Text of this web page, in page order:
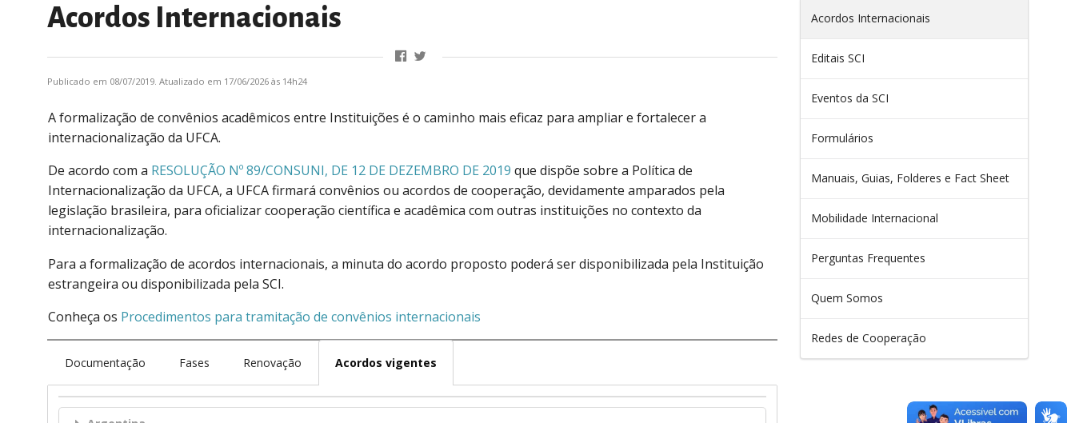
Acordos Internacionais
Publicado em 08/07/2019. Atualizado em 17/06/2026 às 14h24
A formalização de convênios acadêmicos entre Instituições é o caminho mais eficaz para ampliar e fortalecer a
internacionalização da UFCA.
De acordo com a RESOLUÇÃO Nº 89/CONSUNI, DE 12 DE DEZEMBRO DE 2019 que dispõe sobre a Política de
Internacionalização da UFCA, a UFCA firmará convênios ou acordos de cooperação, devidamente amparados pela
legislação brasileira, para oficializar cooperação científica e acadêmica com outras instituições no contexto da
internacionalização.
Para a formalização de acordos internacionais, a minuta do acordo proposto poderá ser disponibilizada pela Instituição
estrangeira ou disponibilizada pela SCI.
Conheça os Procedimentos para tramitação de convênios internacionais
Documentação Fases Renovação Acordos vigentes
Acordos Internacionais
Editais SCI
Eventos da SCI
Formulários
Manuais, Guias, Folderes e Fact Sheet
Mobilidade Internacional
Perguntas Frequentes
Quem Somos
Redes de Cooperação